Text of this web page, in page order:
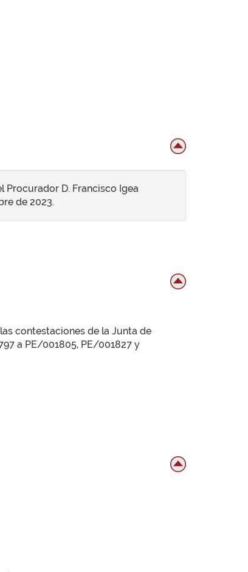
D. Francisco Igea
de 2023.
contestaciones de la Junta de
a PE/001805, PE/001827 y